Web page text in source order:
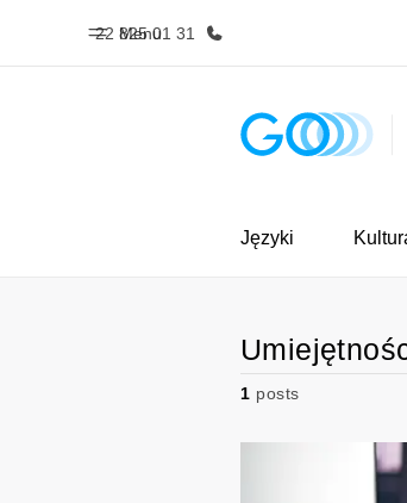
Menu
22 825 01 31
Home
Języki
1 posts